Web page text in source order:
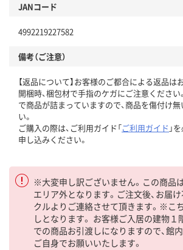
JANコード
4992219227582
備考（ご注意）
【返品について】お客様のご都合による返品は
開梱時、梱包材で手指のケガにご注意くださ
で商品が詰まっていますので、商品を傷付け
い。
ご購入の際は、ご利用ガイド「ご利用ガイド 」
申し込みください。
※大変申し訳ございません。この商品
エリア外となります。ご注文後、お届
クルよりご連絡させて頂きます。※こ
しとなります。 お客様ご入居の建物１
での商品お引渡しになりますので、館
ご自身でお願いいたします。